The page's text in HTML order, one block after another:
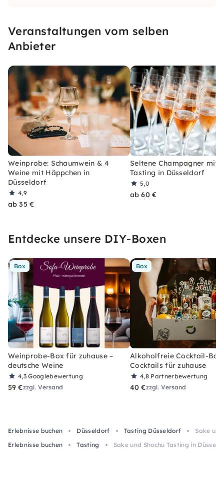
gemütlichen, absolut privaten Atmosphäre
direkt im Weinladen.
Veranstaltungen vom selben
Anbieter
Weinprobe: Schaumwein & 4
Weine mit Häppchen in
Düsseldorf
4,9
ab 35 €
Seltene Champagner mit
Tasting in Düsseldorf
5,0
ab 60 €
Entdecke unsere DIY-Boxen
Box
Weinprobe-Box für zuhause –
deutsche Weine
4,3Googlebewertung
59 €zzgl. Versand
Box
Alkoholfreie Cocktail-Box
Cocktails für zuhause
4,8 Partnerbewertung
40 €zzgl. Versand
Erlebnisse buchen Düsseldorf Tasting Düsseldorf
Sake
Erlebnisse buchen
Tasting Sake und Shochu Tasting in